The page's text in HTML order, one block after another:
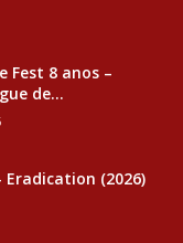
Fest 8 anos –
de...
Eradication (2026)